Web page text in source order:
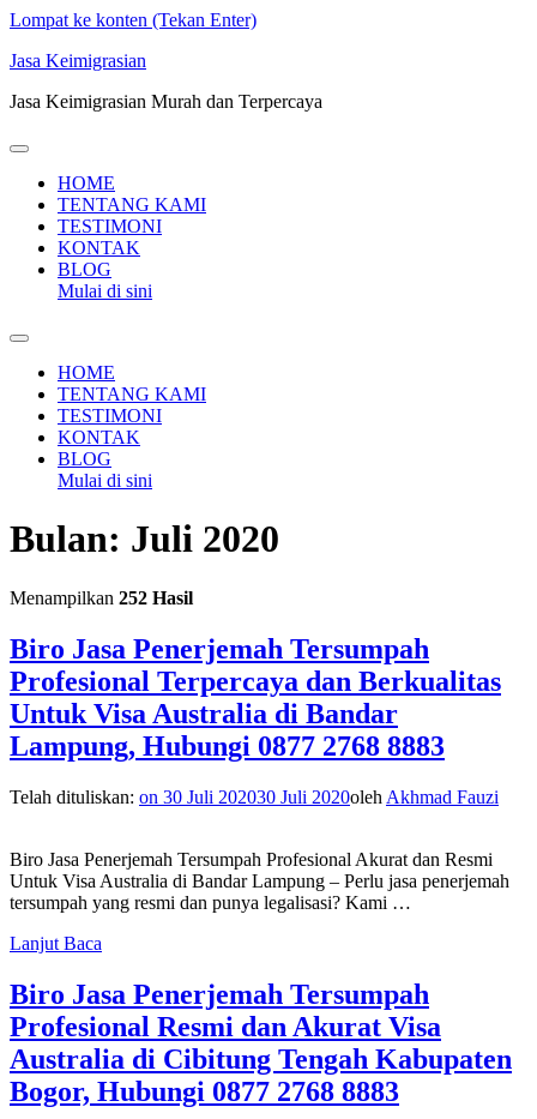
Lompat ke konten (Tekan Enter)
Jasa Keimigrasian
Jasa Keimigrasian Murah dan Terpercaya
HOME
TENTANG KAMI
TESTIMONI
KONTAK
BLOG
Mulai di sini
HOME
TENTANG KAMI
TESTIMONI
KONTAK
BLOG
Mulai di sini
Bulan: Juli 2020
Menampilkan 252 Hasil
Biro Jasa Penerjemah Tersumpah
Profesional Terpercaya dan Berkualitas
Untuk Visa Australia di Bandar
Lampung, Hubungi 0877 2768 8883
Telah dituliskan: on 30 Juli 202030 Juli 2020oleh Akhmad Fauzi
Biro Jasa Penerjemah Tersumpah Profesional Akurat dan Resmi
Untuk Visa Australia di Bandar Lampung – Perlu jasa penerjemah
tersumpah yang resmi dan punya legalisasi? Kami …
Lanjut Baca
Biro Jasa Penerjemah Tersumpah
Profesional Resmi dan Akurat Visa
Australia di Cibitung Tengah Kabupaten
Bogor, Hubungi 0877 2768 8883